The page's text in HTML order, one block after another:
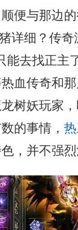
便与那边
详细？传奇
能去找正主
血传奇和
树妖玩家
的事情，
，并不强